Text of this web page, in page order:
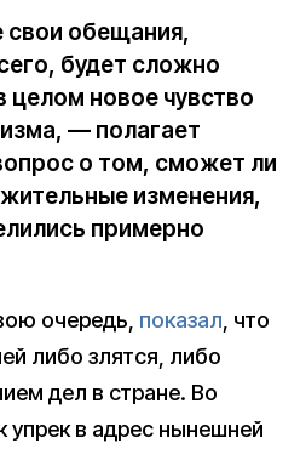
свои обещания,
будет сложно
целом новое чувство
— полагает
о том, сможет ли
изменения,
примерно
очередь, показал, что
либо злятся, либо
дел в стране. Во
упрек в адрес нынешней